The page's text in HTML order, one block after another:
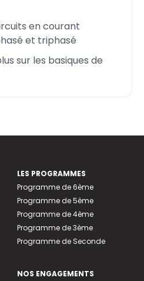
en courant
et triphasé
sur les basiques de
LES PROGRAMMES
Programme de 6ème
Programme de 5ème
Programme de 4ème
Programme de 3ème
Programme de Seconde
NOS ENGAGEMENTS